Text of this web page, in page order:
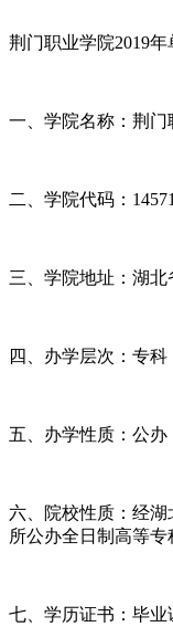
荆门职业学院2019
一、学院名称：荆门
二、学院代码：14571
三、学院地址：湖
四、办学层次：专科
五、办学性质：公办
六、院校性质：经
所公办全日制高等专
七、学历证书：毕